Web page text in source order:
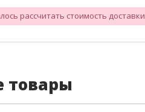
рассчитать стоимость доставки
товары